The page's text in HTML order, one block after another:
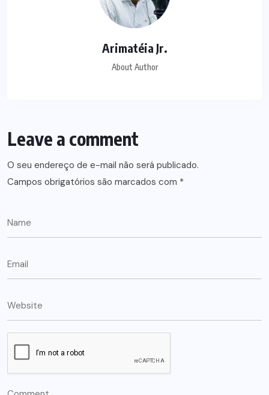
Arimatéia Jr.
About Author
Leave a comment
O seu endereço de e-mail não será publicado.
Campos obrigatórios são marcados com *